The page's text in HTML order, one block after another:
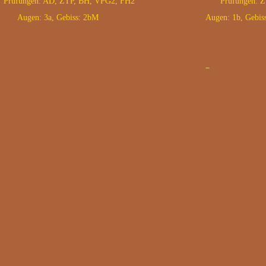
3a, Gebiss: 2bM
Augen: 1b,